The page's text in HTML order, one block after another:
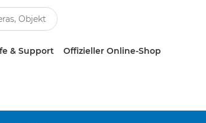
& Support Offizieller Online-Shop